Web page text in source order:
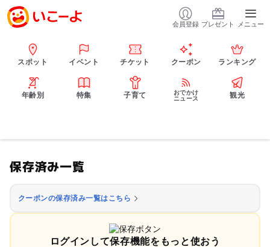
会員登録 プレゼント メニュー
スポット イベント チケット クーポン ランキング
年齢別 特集 子育て
おでかけ
ニュース
観光
保存済み一覧
クーポンの保存済み一覧はこちら
ログインして保存機能をもっと使おう